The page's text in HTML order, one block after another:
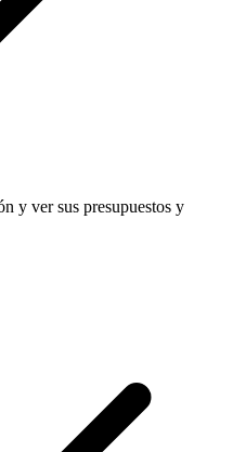
y ver sus presupuestos y